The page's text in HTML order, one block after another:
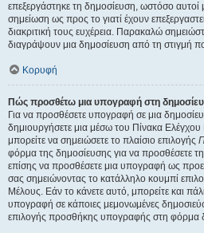
επεξεργάστηκε τη δημοσίευση, ωστόσο
σημείωση ως προς το γιατί έχουν
διακριτική τους ευχέρεια. Παρακαλώ
διαγράψουν μια δημοσίευση από τη στιγμή
Κορυφή
Πώς προσθέτω μια υπογραφή στη
Για να προσθέσετε υπογραφή σε μια
δημιουργήσετε μια μέσω του Πίνακα
μπορείτε να σημειώσετε το πλαίσιο επιλογής
φόρμα της δημοσίευσης για να προσθέσετε
επίσης να προσθέσετε μια υπογραφή ως
σας σημειώνοντας το κατάλληλο κουμπί
Μέλους. Εάν το κάνετε αυτό, μπορείτε και
υπογραφή σε κάποιες μεμονωμένες
επιλογής προσθήκης υπογραφής στη φόρμα